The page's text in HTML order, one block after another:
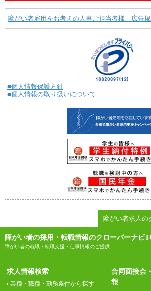
障がい者雇用をお考えの人事ご担当者様 広告
■個人情報保護方針
■個人情報の取り扱いについて
障がい者求人の
障がい者の採用・転職情報のクローバーナビ
障がい者の就職・転職支援・仕事情報のご提供
求人情報検索
業種・職種・勤務条件から探す
合同面接会
報